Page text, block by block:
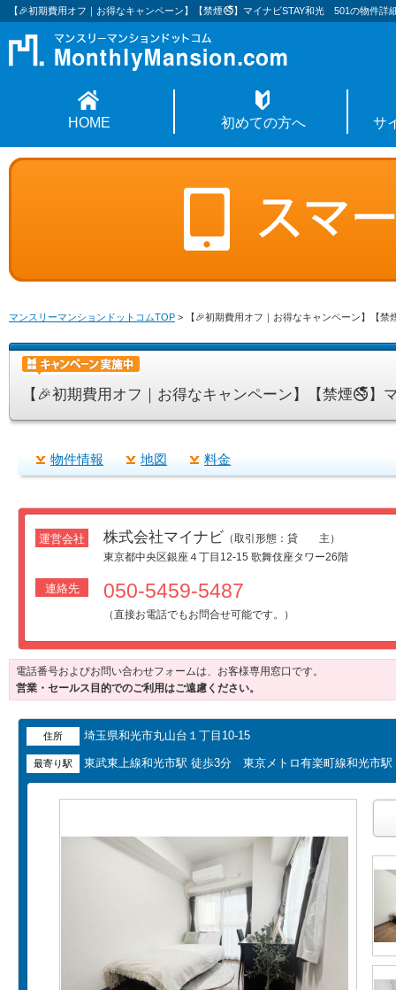
【🎉初期費用オフ｜お得なキャンペーン】【禁煙🚭】マイナビSTAY和光 501の物件詳
HOME 初めての方へ サ
マンスリーマンションドットコムTOP > 【🎉初期費用オフ｜お得なキャンペーン】【
【🎉初期費用オフ｜お得なキャンペーン】【禁煙🚭
物件情報 地図 料金
運営会社 株式会社マイナビ （取引形態：貸 主）
東京都中央区銀座４丁目12-15 歌舞伎座タワー26階
連絡先 050-5459-5487
（直接お電話でもお問合せ可能です。）
電話番号およびお問い合わせフォームは、お客様専用窓口です。
営業・セールス目的でのご利用はご遠慮ください。
住所 埼玉県和光市丸山台１丁目10-15
最寄り駅 東武東上線和光市駅 徒歩3分 東京メトロ有楽町線和光市